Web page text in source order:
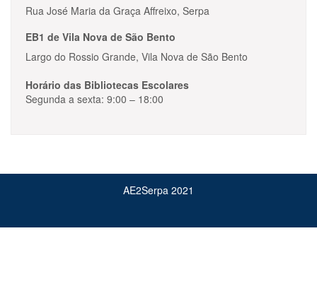
Rua José Maria da Graça Affreixo, Serpa
EB1 de Vila Nova de São Bento
Largo do Rossio Grande, Vila Nova de São Bento
Horário das Bibliotecas Escolares
Segunda a sexta: 9:00 – 18:00
AE2Serpa 2021